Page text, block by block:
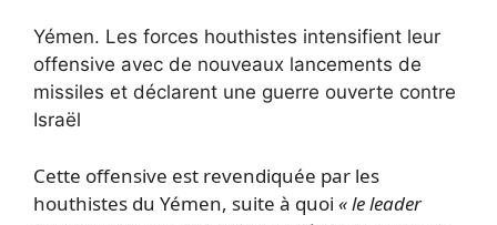
Yémen. Les forces houthistes intensifient leur
offensive avec de nouveaux lancements de
missiles et déclarent une guerre ouverte contre
Israël
Cette offensive est revendiquée par les
houthistes du Yémen, suite à quoi « le leader